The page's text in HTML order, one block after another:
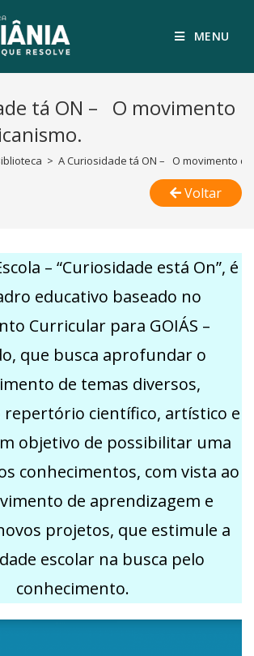
MENU
tá ON – O movimento
> A Curiosidade tá ON – O movimento
Voltar
– “Curiosidade está On”, é
educativo baseado no
Curricular para GOIÁS –
que busca aprofundar o
de temas diversos,
repertório científico, artístico e
objetivo de possibilitar uma
conhecimentos, com vista ao
de aprendizagem e
projetos, que estimule a
escolar na busca pelo
conhecimento.